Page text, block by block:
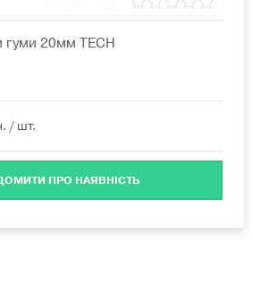
гуми 20мм TECH
/ шт.
ПРО НАЯВНІСТЬ